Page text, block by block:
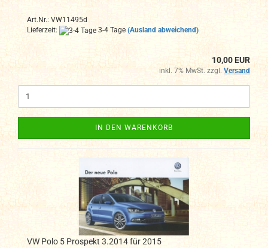
Art.Nr.: VW11495d
Lieferzeit:
3-4 Tage (Ausland abweichend)
10,00 EUR
inkl. 7% MwSt. zzgl. Versand
IN DEN WARENKORB
VW Polo 5 Prospekt 3.2014 für 2015